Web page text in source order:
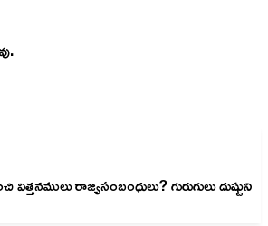
రాజ్యసంబంధులు? గురుగులు దుష్టుని